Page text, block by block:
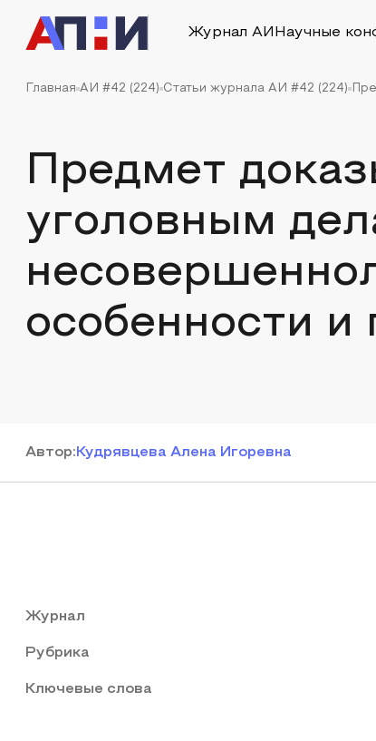
Журнал АИ Научные
Главная АИ #42 (224) Статьи журнала АИ #42 (224)
Предмет
уголовным
особенности
Автор: Кудрявцева Алена Игоревна
Журнал
Рубрика
Ключевые слова